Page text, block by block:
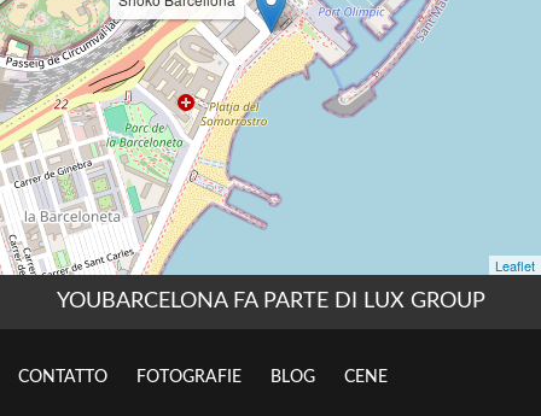
YOUBARCELONA FA PARTE DI LUX GROUP
CONTATTO FOTOGRAFIE BLOG CENE